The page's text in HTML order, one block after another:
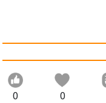
0 0